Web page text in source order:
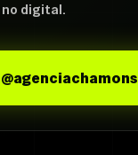
no digital.
@agenciachamons